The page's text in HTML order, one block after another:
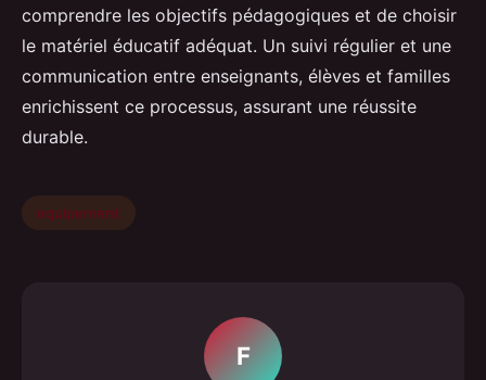
comprendre les objectifs pédagogiques et de choisir
le matériel éducatif adéquat. Un suivi régulier et une
communication entre enseignants, élèves et familles
enrichissent ce processus, assurant une réussite
durable.
equipement
F